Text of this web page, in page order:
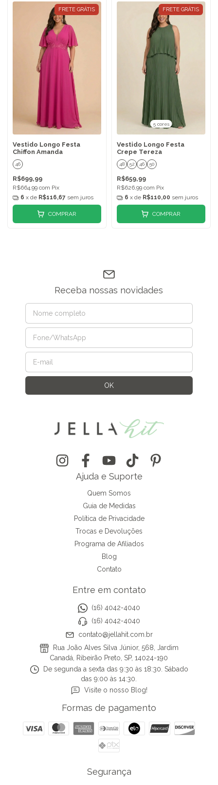
FRETE GRÁTIS
Vestido Longo Festa
Chiffon Amanda
46
R$699,99
R$664,99 com Pix
6 x de R$116,67 sem juros
COMPRAR
FRETE GRÁTIS
5 cores
Vestido Longo Festa
Crepe Tereza
48 52 46 50
R$659,99
R$626,99 com Pix
6 x de R$110,00 sem juros
COMPRAR
Receba nossas novidades
Ajuda e Suporte
Quem Somos
Guia de Medidas
Política de Privacidade
Trocas e Devoluções
Programa de Afiliados
Blog
Contato
Entre em contato
(16) 4042-4040
(16) 4042-4040
contato@jellahit.com.br
Rua João Alves Silva Júnior, 568, Jardim
Canadá, Ribeirão Preto, SP, 14024-190
De segunda a sexta das 9:30 às 18:30. Sábado
das 9:00 às 14:30.
Visite o nosso Blog!
Formas de pagamento
Segurança